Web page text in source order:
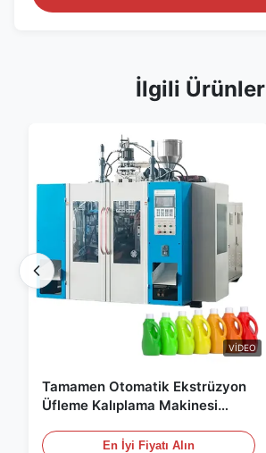
İlgili Ürünler
VIDEO
Tamamen Otomatik Ekstrüzyon
Üfleme Kalıplama Makinesi
Makinesi
En İyi Fiyatı Alın